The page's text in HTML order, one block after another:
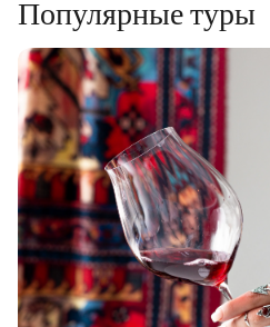
Популярные туры